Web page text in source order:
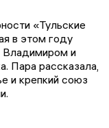
«Тульские
в этом году
Владимиром и
Пара рассказала,
и крепкий союз